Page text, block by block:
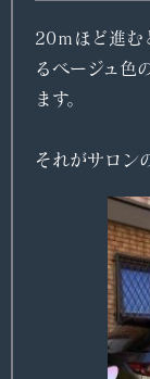
20ｍほど進む
るベージュ色
ます。
それがサロン